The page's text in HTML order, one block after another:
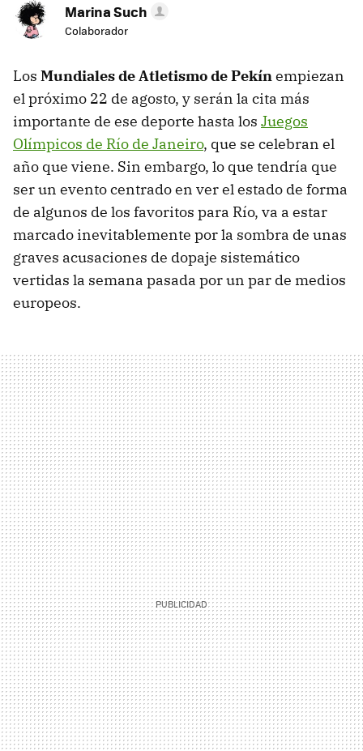
Marina Such
Colaborador
Los Mundiales de Atletismo de Pekínempiezan
el próximo 22 de agosto, y serán la cita más
importante de ese deporte hasta los Juegos
Olímpicos de Río de Janeiro, que se celebran el
año que viene. Sin embargo, lo que tendría que
ser un evento centrado en ver el estado de forma
de algunos de los favoritos para Río, va a estar
marcado inevitablemente por la sombra de unas
graves acusaciones de dopaje sistemático
vertidas la semana pasada por un par de medios
europeos.